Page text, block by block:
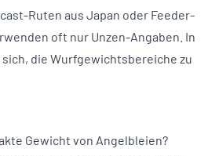
Ruten aus Japan oder Feeder-
oft nur Unzen-Angaben. In
die Wurfgewichtsbereiche zu
Gewicht von Angelbleien?